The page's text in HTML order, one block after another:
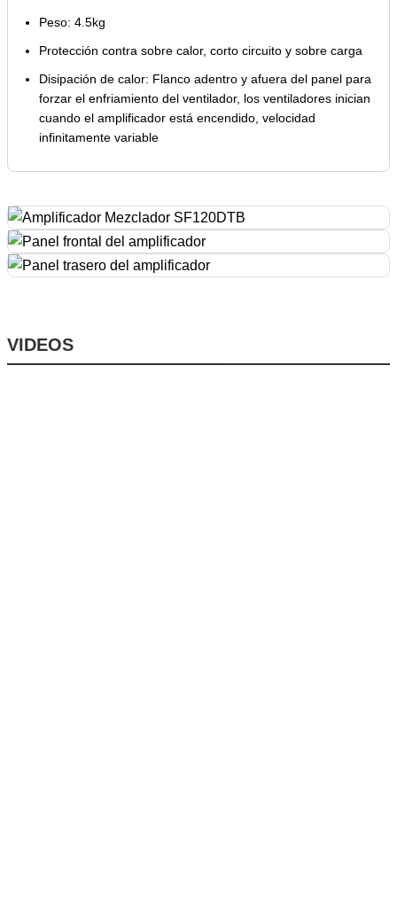
Peso: 4.5kg
Protección contra sobre calor, corto circuito y sobre carga
Disipación de calor: Flanco adentro y afuera del panel para
forzar el enfriamiento del ventilador, los ventiladores inician
cuando el amplificador está encendido, velocidad
infinitamente variable
VIDEOS